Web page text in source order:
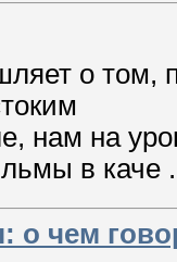
о том,
нам на
в каче
о чем